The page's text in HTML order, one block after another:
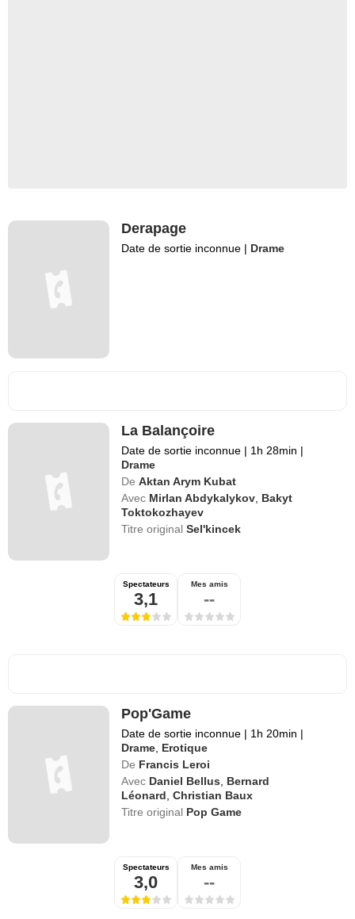
Derapage
Date de sortie inconnue | Drame
La Balançoire
Date de sortie inconnue | 1h 28min |
Drame
De Aktan Arym Kubat
Avec Mirlan Abdykalykov Bakyt
Toktokozhayev
Titre originalSel'kincek
Spectateurs
3,1
Mes amis
--
Pop'Game
Date de sortie inconnue | 1h 20min |
Drame, Erotique
De Francis Leroi
Avec Daniel Bellus, Bernard
Léonard,Christian Baux
Titre original Pop Game
Spectateurs
3,0
Mes amis
--